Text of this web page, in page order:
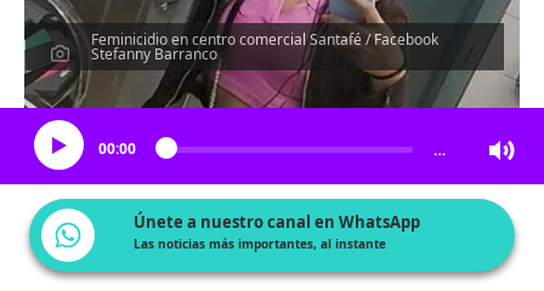
Feminicidio en centro comercial Santafé / Facebook
Stefanny Barranco
Escucha el artículo
00:00 …
Únete a nuestro canal en WhatsApp
Las noticias más importantes, al instante